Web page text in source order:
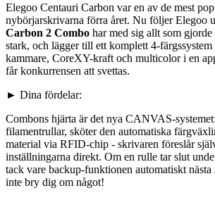
Elegoo Centauri Carbon var en av de mest
nybörjarskrivarna förra året. Nu följer Elegoo
Carbon 2 Combo har med sig allt som gjorde
stark, och lägger till ett komplett 4-färgssystem
kammare, CoreXY-kraft och multicolor i en
får konkurrensen att svettas.
► Dina fördelar:
Combons hjärta är det nya CANVAS-
filamentrullar, sköter den automatiska
material via RFID-chip - skrivaren föreslår
inställningarna direkt. Om en rulle tar slut
tack vare backup-funktionen automatiskt
inte bry dig om något!